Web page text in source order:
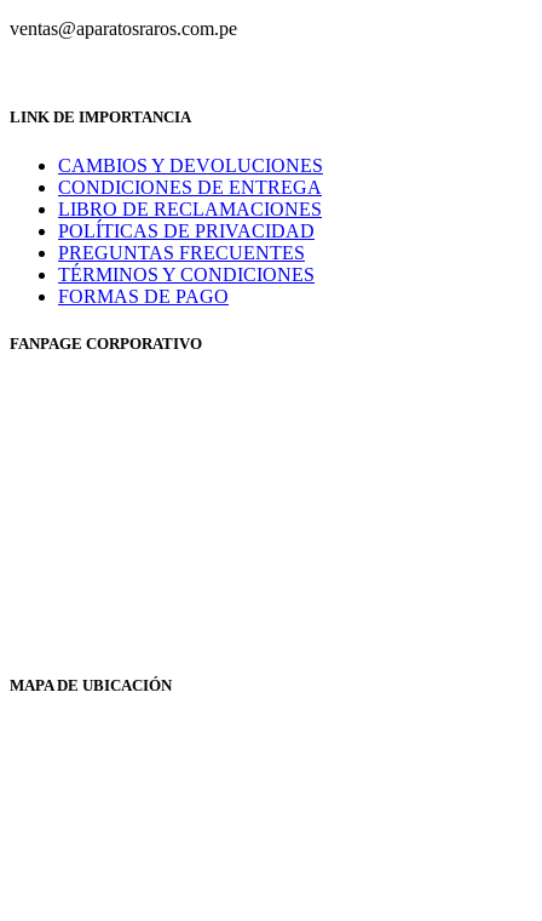
ventas@aparatosraros.com.pe
LINK DE IMPORTANCIA
CAMBIOS Y DEVOLUCIONES
CONDICIONES DE ENTREGA
LIBRO DE RECLAMACIONES
POLÍTICAS DE PRIVACIDAD
PREGUNTAS FRECUENTES
TÉRMINOS Y CONDICIONES
FORMAS DE PAGO
FANPAGE CORPORATIVO
MAPA DE UBICACIÓN